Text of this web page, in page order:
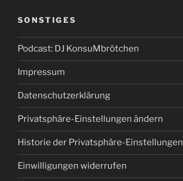
SONSTIGES
Podcast: DJ KonsuMbrötchen
Impressum
Datenschutzerklärung
Privatsphäre-Einstellungen ändern
Historie der Privatsphäre-Einstellungen
Einwilligungen widerrufen